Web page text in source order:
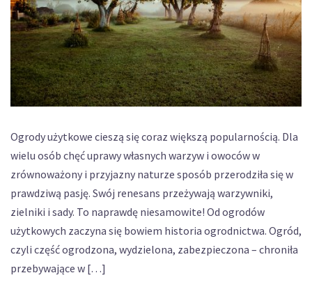
Ogrody użytkowe cieszą się coraz większą popularnością. Dla
wielu osób chęć uprawy własnych warzyw i owoców w
zrównoważony i przyjazny naturze sposób przerodziła się w
prawdziwą pasję. Swój renesans przeżywają warzywniki,
zielniki i sady. To naprawdę niesamowite! Od ogrodów
użytkowych zaczyna się bowiem historia ogrodnictwa. Ogród,
czyli część ogrodzona, wydzielona, zabezpieczona – chroniła
przebywające w […]